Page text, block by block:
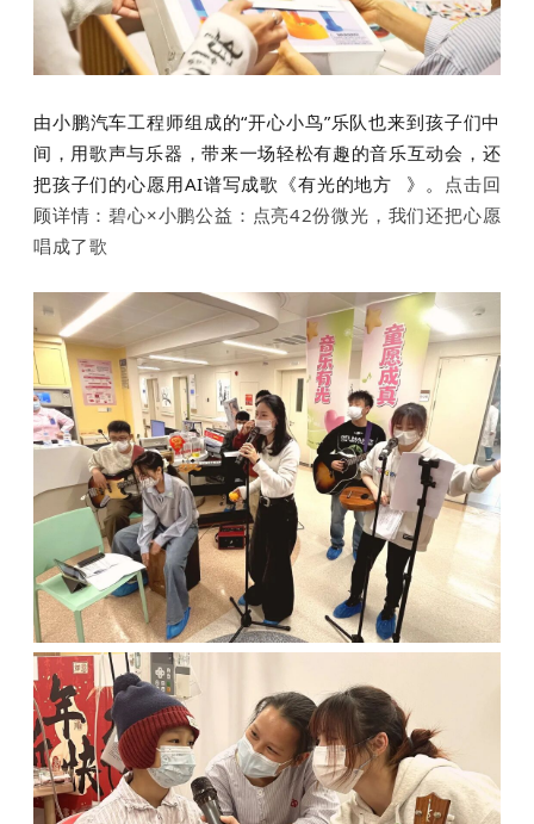
由小鹏汽车工程师组成的“开心小鸟”乐队也来到孩子们中
间，用歌声与乐器，带来一场轻松有趣的音乐互动会，还
把孩子们的心愿用AI谱写成歌《有光的地方 》。
点击回
顾详情： 碧心×小鹏公益：点亮42份微光，我们还把心愿
唱成了歌